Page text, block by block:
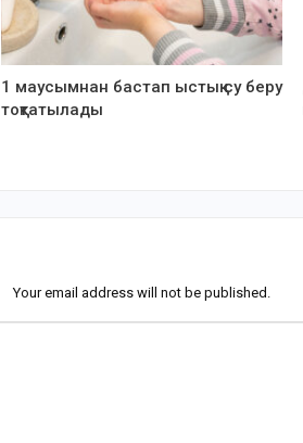
1 маусымнан бастап ыстық су беру
тоқтатылады
Your email address will not be published.